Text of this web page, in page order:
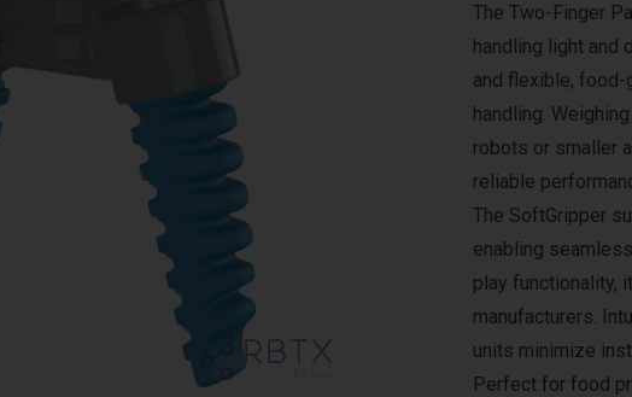
The Two-Finger
handling light and
and flexible,
handling.
robots or smaller
reliable
The SoftGripper
enabling
play functionality,
manufacturers.
units minimize
Perfect for food